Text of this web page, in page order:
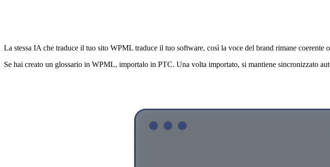
La stessa IA che traduce il tuo sito WPML traduce il tuo software, così la voce del brand rimane coerente
Se hai creato un glossario in WPML, importalo in PTC. Una volta importato, si mantiene sincronizzato